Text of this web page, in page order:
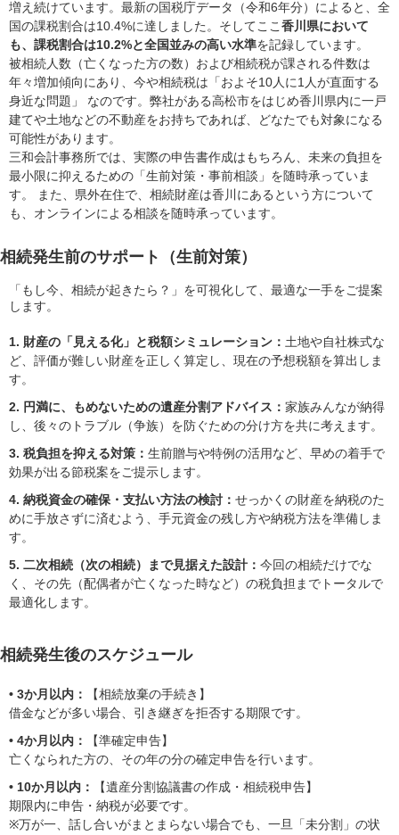
増え続けています。最新の国税庁データ（令和6年分）によると、全
国の課税割合は10.4%に達しました。そしてここ 香川県において
も、課税割合は10.2%と全国並みの高い水準を記録しています。
被相続人数（亡くなった方の数）および相続税が課される件数は
年々増加傾向にあり、今や相続税は「およそ10人に1人が直面する
身近な問題」 なのです。弊社がある高松市をはじめ香川県内に一戸
建てや土地などの不動産をお持ちであれば、どなたでも対象になる
可能性があります。
三和会計事務所では、実際の申告書作成はもちろん、未来の負担を
最小限に抑えるための「生前対策・事前相談」を随時承っていま
す。 また、県外在住で、相続財産は香川にあるという方について
も、オンラインによる相談を随時承っています。
相続発生前のサポート（生前対策）
「もし今、相続が起きたら？」を可視化して、最適な一手をご提案
します。
1. 財産の「見える化」と税額シミュレーション： 土地や自社株式な
ど、評価が難しい財産を正しく算定し、現在の予想税額を算出しま
す。
2. 円満に、もめないための遺産分割アドバイス： 家族みんなが納得
し、後々のトラブル（争族）を防ぐための分け方を共に考えます。
3. 税負担を抑える対策： 生前贈与や特例の活用など、早めの着手で
効果が出る節税案をご提示します。
4. 納税資金の確保・支払い方法の検討： せっかくの財産を納税のた
めに手放さずに済むよう、手元資金の残し方や納税方法を準備しま
す。
5. 二次相続（次の相続）まで見据えた設計： 今回の相続だけでな
く、その先（配偶者が亡くなった時など）の税負担までトータルで
最適化します。
相続発生後のスケジュール
• 3か月以内：
【相続放棄の手続き】
借金などが多い場合、引き継ぎを拒否する期限です。
• 4か月以内：
【準確定申告】
亡くなられた方の、その年の分の確定申告を行います。
• 10か月以内：
【遺産分割協議書の作成・相続税申告】
期限内に申告・納税が必要です。
※万が一、話し合いがまとまらない場合でも、一旦「未分割」の状